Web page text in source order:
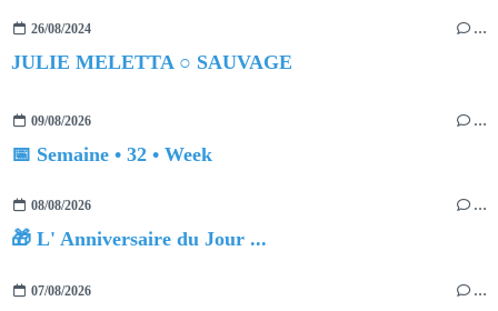
26/08/2024 …
JULIE MELETTA ○ SAUVAGE
09/08/2026 …
📅 Semaine • 32 • Week
08/08/2026 …
🎁 L' Anniversaire du Jour ...
07/08/2026 …